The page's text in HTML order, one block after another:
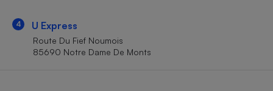
4 U Express
Route Du Fief Noumois
85690 Notre Dame De Monts